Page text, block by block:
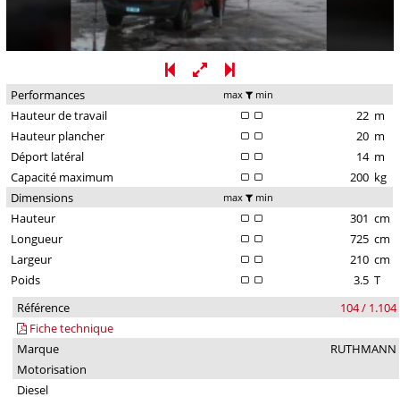
Performances max min
Hauteur de travail 22 m
Hauteur plancher
20 m
Déport latéral
14 m
Capacité maximum
200 kg
Dimensions
max min
Hauteur 301 cm
Longueur
725 cm
Largeur
210 cm
Poids
3.5 T
Référence
104 / 1.104
Fiche technique
Marque
RUTHMANN
Motorisation
Diesel